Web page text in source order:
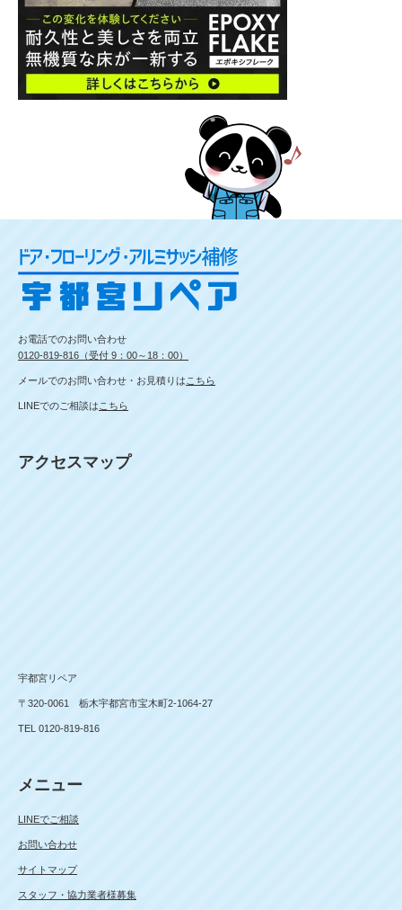
お電話でのお問い合わせ
0120-819-816（受付 9：00～18：00）
メールでのお問い合わせ・お見積りは こちら
LINEでのご相談は こちら
アクセスマップ
宇都宮リペア
〒320-0061 栃木宇都宮市宝木町2-1064-27
TEL 0120-819-816
メニュー
LINEでご相談
お問い合わせ
サイトマップ
スタッフ・協力業者様募集